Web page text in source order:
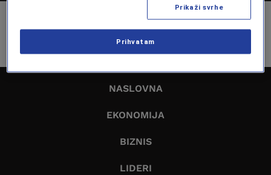
NASLOVNA
EKONOMIJA
BIZNIS
LIDERI
Prikaži svrhe
Prihvatam